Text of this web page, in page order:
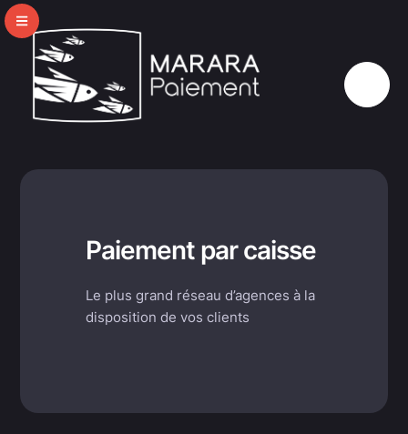
Paiement par caisse
Le plus grand réseau d’agences à la
disposition de vos clients